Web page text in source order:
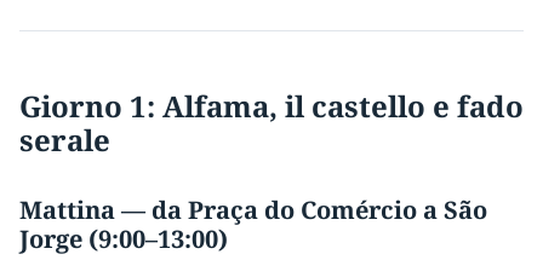
Giorno 1: Alfama, il castello e fado
serale
Mattina — da Praça do Comércio a São
Jorge (9:00–13:00)